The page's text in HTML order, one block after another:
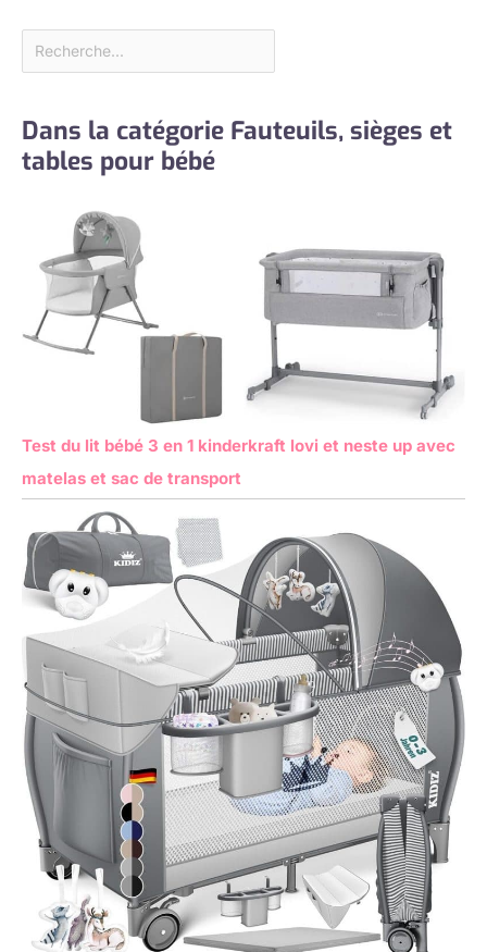
Dans la catégorie Fauteuils, sièges et
tables pour bébé
Test du lit bébé 3 en 1 kinderkraft lovi et neste up avec
matelas et sac de transport